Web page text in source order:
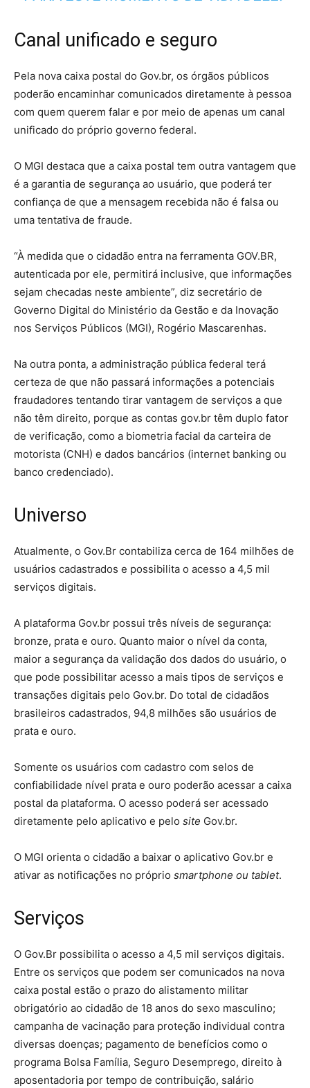
Canal unificado e seguro
Pela nova caixa postal do Gov.br, os órgãos públicos
poderão encaminhar comunicados diretamente à pessoa
com quem querem falar e por meio de apenas um canal
unificado do próprio governo federal.
O MGI destaca que a caixa postal tem outra vantagem que
é a garantia de segurança ao usuário, que poderá ter
confiança de que a mensagem recebida não é falsa ou
uma tentativa de fraude.
“À medida que o cidadão entra na ferramenta GOV.BR,
autenticada por ele, permitirá inclusive, que informações
sejam checadas neste ambiente”, diz secretário de
Governo Digital do Ministério da Gestão e da Inovação
nos Serviços Públicos (MGI), Rogério Mascarenhas.
Na outra ponta, a administração pública federal terá
certeza de que não passará informações a potenciais
fraudadores tentando tirar vantagem de serviços a que
não têm direito, porque as contas gov.br têm duplo fator
de verificação, como a biometria facial da carteira de
motorista (CNH) e dados bancários (internet banking ou
banco credenciado).
Universo
Atualmente, o Gov.Br contabiliza cerca de 164 milhões de
usuários cadastrados e possibilita o acesso a 4,5 mil
serviços digitais.
A plataforma Gov.br possui três níveis de segurança:
bronze, prata e ouro. Quanto maior o nível da conta,
maior a segurança da validação dos dados do usuário, o
que pode possibilitar acesso a mais tipos de serviços e
transações digitais pelo Gov.br. Do total de cidadãos
brasileiros cadastrados, 94,8 milhões são usuários de
prata e ouro.
Somente os usuários com cadastro com selos de
confiabilidade nível prata e ouro poderão acessar a caixa
postal da plataforma. O acesso poderá ser acessado
diretamente pelo aplicativo e pelo site Gov.br.
O MGI orienta o cidadão a baixar o aplicativo Gov.br e
ativar as notificações no próprio smartphone ou tablet.
Serviços
O Gov.Br possibilita o acesso a 4,5 mil serviços digitais.
Entre os serviços que podem ser comunicados na nova
caixa postal estão o prazo do alistamento militar
obrigatório ao cidadão de 18 anos do sexo masculino;
campanha de vacinação para proteção individual contra
diversas doenças; pagamento de benefícios como o
programa Bolsa Família, Seguro Desemprego, direito à
aposentadoria por tempo de contribuição, salário